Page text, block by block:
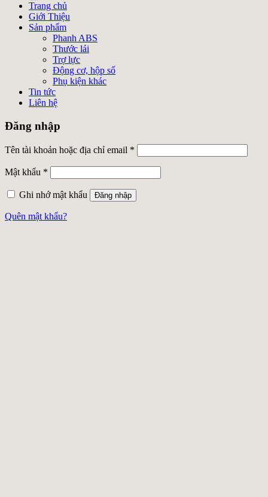
Trang chủ
Giới Thiệu
Sản phẩm
Phanh ABS
Thước lái
Trợ lực
Động cơ, hộp số
Phụ kiện khác
Tin tức
Liên hệ
Đăng nhập
Tên tài khoản hoặc địa chỉ email *
Mật khẩu *
Ghi nhớ mật khẩu Đăng nhập
Quên mật khẩu?